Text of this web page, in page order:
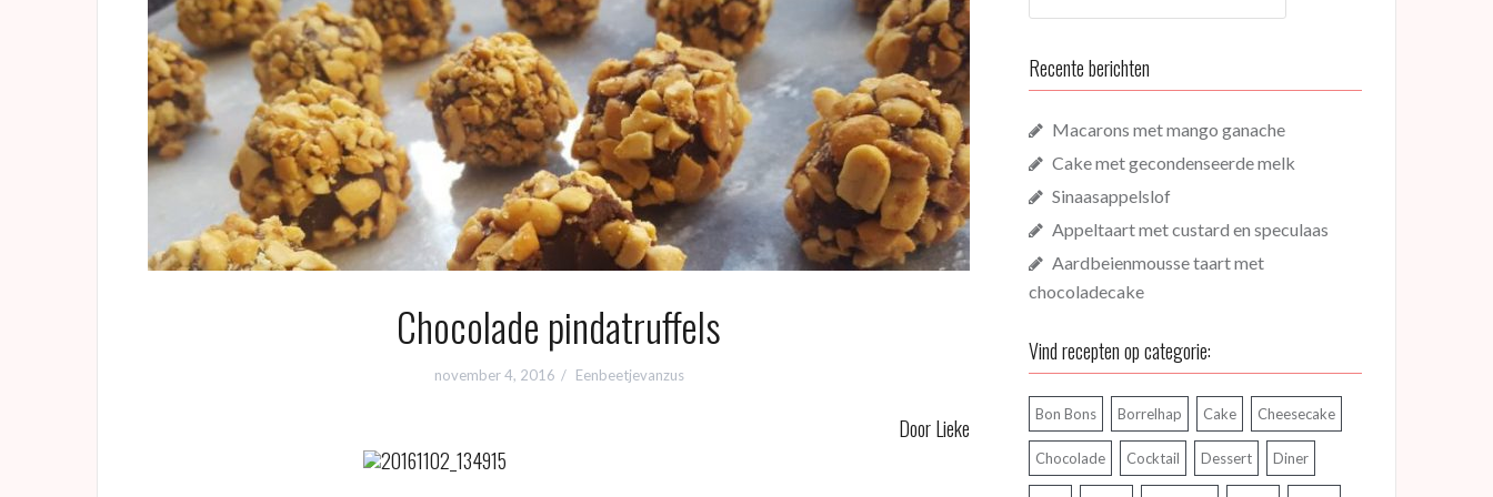
Chocolade pindatruffels
november 4, 2016 Eenbeetjevanzus
Door Lieke
Recente berichten
Macarons met mango ganache
Cake met gecondenseerde melk
Sinaasappelslof
Appeltaart met custard en speculaas
Aardbeienmousse taart met
chocoladecake
Vind recepten op categorie:
Bon Bons Borrelhap Cake Cheesecake
Chocolade Cocktail Dessert Diner